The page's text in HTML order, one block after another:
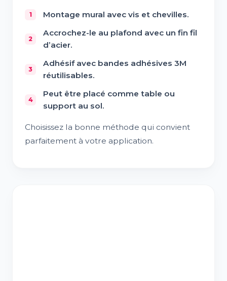
Montage mural avec vis et chevilles.
Accrochez-le au plafond avec un fin fil
d’acier.
Adhésif avec bandes adhésives 3M
réutilisables.
Peut être placé comme table ou
support au sol.
Choisissez la bonne méthode qui convient
parfaitement à votre application.